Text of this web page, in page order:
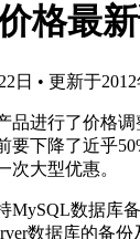
格最
日 • 更新于2012
品进行了价格
要下降了近乎
次大型优惠。
MySQL数据库
数据库的备